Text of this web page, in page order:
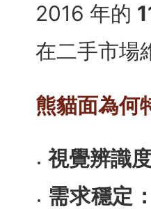
2016 年的
在二手市場
熊貓面為何
視覺辨識
需求穩定：